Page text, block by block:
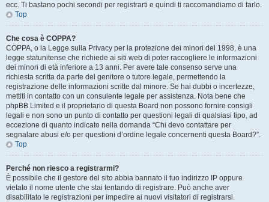
ecc. Ti bastano pochi secondi per registrarti e quindi ti raccomandiamo di farlo.
Top
Che cosa è COPPA?
COPPA, o la Legge sulla Privacy per la protezione dei minori del 1998, è una
legge statunitense che richiede ai siti web di poter raccogliere le informazioni
dei minori di età inferiore a 13 anni. Per avere tale consenso serve una
richiesta scritta da parte del genitore o tutore legale, permettendo la
registrazione delle informazioni scritte dal minore. Se hai dubbi o incertezze,
mettiti in contatto con un consulente legale per assistenza. Nota bene che
phpBB Limited e il proprietario di questa Board non possono fornire consigli
legali e non sono un punto di contatto per questioni legali di qualsiasi tipo, ad
eccezione di quanto indicato nella domanda “Chi devo contattare per
segnalare abusi e/o per questioni d’ordine legale concernenti questa Board?”.
Top
Perché non riesco a registrarmi?
È possibile che il gestore del sito abbia bannato il tuo indirizzo IP oppure
vietato il nome utente che stai tentando di registrare. Può anche aver
disabilitato le registrazioni per impedire ai nuovi visitatori di registrarsi.